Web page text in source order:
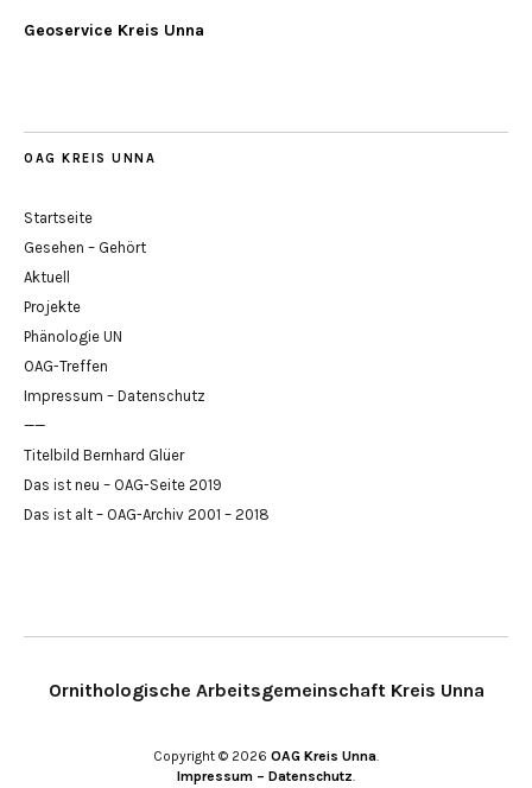
Geoservice Kreis Unna
OAG KREIS UNNA
Startseite
Gesehen – Gehört
Aktuell
Projekte
Phänologie UN
OAG-Treffen
Impressum – Datenschutz
——
Titelbild Bernhard Glüer
Das ist neu – OAG-Seite 2019
Das ist alt – OAG-Archiv 2001 – 2018
Ornithologische Arbeitsgemeinschaft Kreis Unna
Copyright © 2026 OAG Kreis Unna
Impressum – Datenschutz